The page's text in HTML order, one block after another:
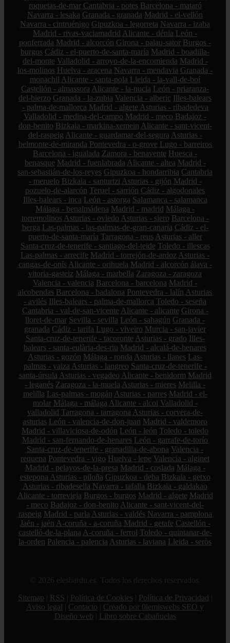
roquetas-de-mar Cantabria - potes Barcelona - mataró
Navarra - lesaka Granada - granada Madrid - el-vellón
Navarra - cintruénigo Gipuzkoa - legorreta Navarra - izaba
Madrid - rivas-vaciamadrid Alicante - dénia León -
ponferrada Madrid - alcorcón Girona - palau-sator Burgos -
burgos Cádiz - el-puerto-de-santa-maría Madrid - boadilla-
del-monte Valladolid - arroyo-de-la-encomienda Madrid -
los-molinos Huelva - aracena Navarra - mendavia Granada -
monachil Alicante - santa-pola Lleida - la-vall-de-boí
Castellón - almassora Alicante - la-nucia León - priaranza-
del-bierzo Granada - la-zubia Valencia - alberic Illes-balears
- palma-de-mallorca Madrid - algete Asturias - ribadedeva
Valladolid - medina-del-campo Madrid - meco Badajoz -
don-benito Bizkaia - markina-xemein Alicante - sant-vicent-
del-raspeig Alicante - guardamar-del-segura Asturias -
belmonte-de-miranda Pontevedra - o-grove Lugo - barreiros
Barcelona - igualada Zamora - benavente Huesca -
benasque Madrid - fuenlabrada Alicante - altea Madrid -
san-sebastián-de-los-reyes Gipuzkoa - hondarribia Cantabria
- meruelo Bizkaia - santurtzi Asturias - gijón Madrid -
pozuelo-de-alarcón Teruel - sarrión Cádiz - algodonales
Illes-balears - inca León - astorga Salamanca - salamanca
Málaga - benalmádena Madrid - madrid Málaga -
torremolinos Asturias - oviedo Asturias - siero Barcelona -
berga Las-palmas - las-palmas-de-gran-canaria Cádiz - el-
puerto-de-santa-maría Tarragona - reus Asturias - aller
Santa-cruz-de-tenerife - santiago-del-teide Toledo - illescas
Las-palmas - arrecife Madrid - torrejón-de-ardoz Asturias -
cangas-de-onís Alicante - orihuela Madrid - alcorcón álava -
vitoria-gasteiz Málaga - marbella Zaragoza - zaragoza
Valencia - valencia Barcelona - barcelona Madrid -
alcobendas Barcelona - badalona Pontevedra - lalín Asturias
- avilés Illes-balears - palma-de-mallorca Toledo - seseña
Cantabria - val-de-san-vicente Alicante - alicante Girona -
lloret-de-mar Sevilla - sevilla León - sahagún Granada -
granada Cádiz - tarifa Lugo - viveiro Murcia - san-javier
Santa-cruz-de-tenerife - tacoronte Asturias - grado Illes-
balears - santa-eulària-des-riu Madrid - alcalá-de-henares
Asturias - gozón Málaga - ronda Asturias - llanes Las-
palmas - yaiza Asturias - langreo Santa-cruz-de-tenerife -
santa-úrsula Asturias - vegadeo Alicante - benidorm Madrid
- leganés Zaragoza - la-muela Asturias - mieres Melilla -
melilla Las-palmas - mogán Asturias - parres Madrid - el-
molar Málaga - málaga Alicante - alcoi Valladolid -
valladolid Tarragona - tarragona Asturias - corvera-de-
asturias León - valencia-de-don-juan Madrid - valdemoro
Madrid - villaviciosa-de-odón León - león Toledo - toledo
Madrid - san-fernando-de-henares León - garrafe-de-torío
Santa-cruz-de-tenerife - granadilla-de-abona Valencia -
requena Pontevedra - vigo Huelva - lepe Valencia - alginet
Madrid - pelayos-de-la-presa Madrid - coslada Málaga -
estepona Asturias - piloña Gipuzkoa - deba Bizkaia - getxo
Asturias - ribadesella Navarra - tafalla Bizkaia - galdakao
Alicante - torrevieja Burgos - burgos Madrid - algete Madrid
- meco Badajoz - don-benito Alicante - sant-vicent-del-
raspeig Madrid - parla Asturias - valdés Navarra - pamplona
Jaén - jaén A-coruña - a-coruña Madrid - getafe Castellón -
castelló-de-la-plana A-coruña - ferrol Toledo - quintanar-de-
la-orden Palencia - palencia Asturias - laviana Lleida - seròs
© 2026 elesbardu.es. Todos los derechos reservados.
Sitemap
RSS Política de Cookies Política de Privacidad
Aviso legal
Contacto
Creado por 0lemiswebs SEO y
Diseño web
Libro sobre Cabañuelas